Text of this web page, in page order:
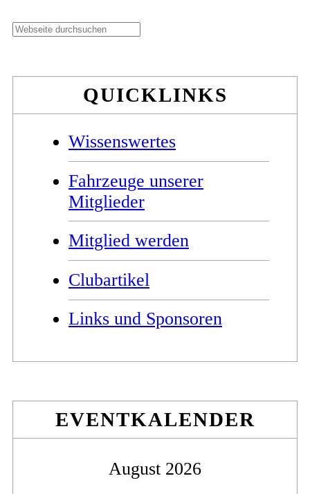
Seitenspalte
Webseite
QUICKLINKS
Wissenswertes
Fahrzeuge unserer
Mitglieder
Mitglied werden
Clubartikel
Links und Sponsoren
EVENTKALENDER
August 2026